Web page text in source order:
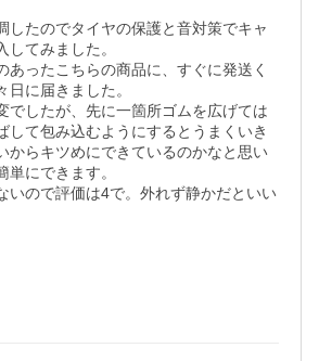
したのでタイヤの保護と音対策でキャ
してみました。
あったこちらの商品に、すぐに発送く
日に届きました。
でしたが、先に一箇所ゴムを広げては
して包み込むようにするとうまくいき
からキツめにできているのかなと思い
単にできます。
いので評価は4で。外れず静かだといい